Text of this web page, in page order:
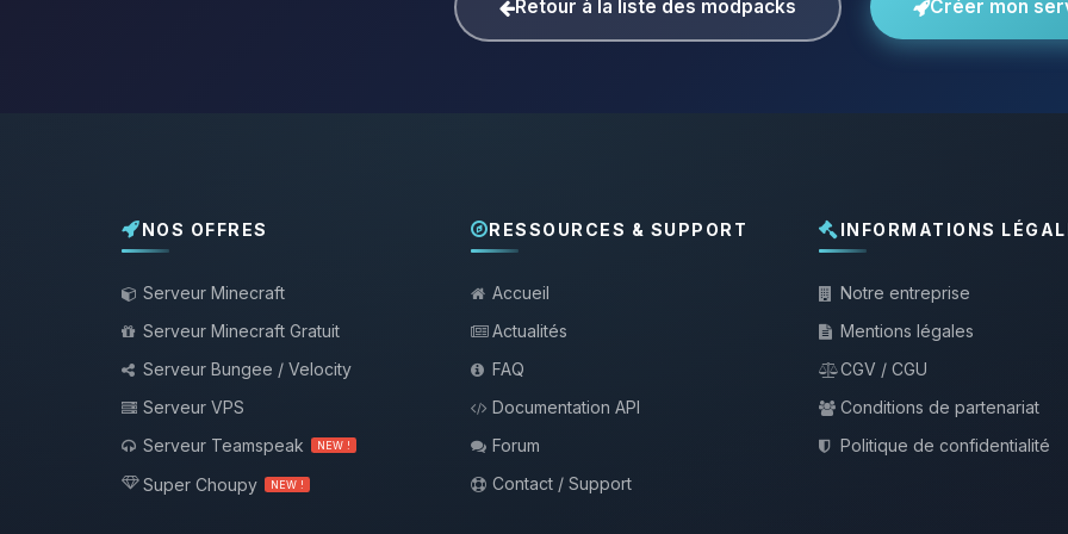
Retour à la liste des modpacks Créer mon
NOS OFFRES
Serveur Minecraft
Serveur Minecraft Gratuit
Serveur Bungee / Velocity
Serveur VPS
Serveur Teamspeak
NEW !
Super Choupy NEW !
RESSOURCES & SUPPORT
Accueil
Actualités
FAQ
Documentation API
Forum
Contact / Support
INFORMATIONS
Notre entreprise
Mentions légales
CGV / CGU
Conditions de partenariat
Politique de confidentialité